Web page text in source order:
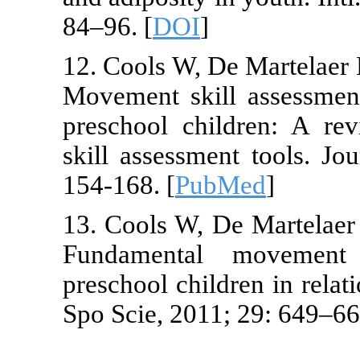
84–96. [
12. Cools W,
Movement
preschool
skill
154-168. [
13. Cools
preschool
Spo Scie,